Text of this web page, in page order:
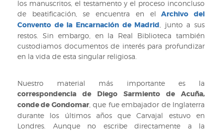
los manuscritos, el testamento y el proceso inconcluso
de beatificación, se encuentra en el
Archivo del
Convento de la Encarnación de Madrid, junto a sus
restos. Sin embargo, en la Real Biblioteca también
custodiamos documentos de interés para profundizar
en la vida de esta singular religiosa.
Nuestro material más importante es la
correspondencia de Diego Sarmiento de Acuña,
conde de Gondomar, que fue embajador de Inglaterra
durante los últimos años que Carvajal estuvo en
Londres. Aunque no escribe directamente a la